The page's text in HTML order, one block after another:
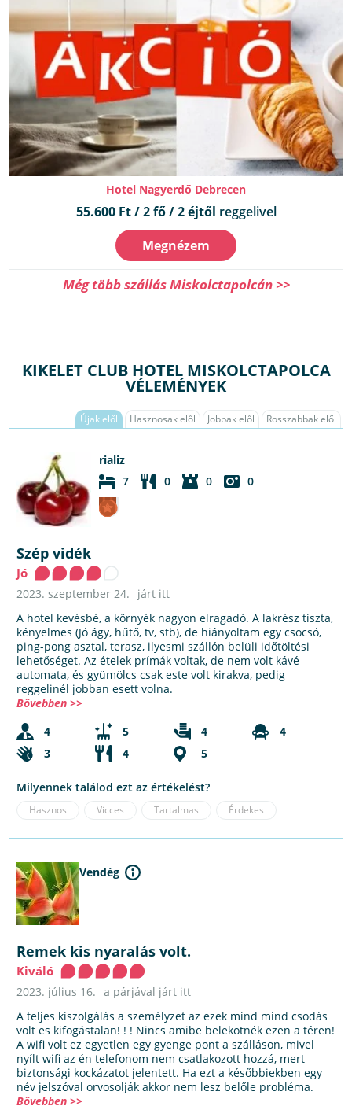
Hotel Nagyerdő Debrecen
55.600 Ft / 2 fő / 2 éjtől reggelivel
Megnézem
Még több szállás Miskolctapolcán >>
KIKELET CLUB HOTEL MISKOLCTAPOLCA
VÉLEMÉNYEK
Újak elől Hasznosak elől Jobbak elől Rosszabbak elől
rializ
7
0 0 0
Szép vidék
Jó
2023. szeptember 24.
járt itt
A hotel kevésbé, a környék nagyon elragadó. A lakrész tiszta,
kényelmes (Jó ágy, hűtő, tv, stb), de hiányoltam egy csocsó,
ping-pong asztal, terasz, ilyesmi szállón belüli időtöltési
lehetőséget. Az ételek prímák voltak, de nem volt kávé
automata, és gyümölcs csak este volt kirakva, pedig
reggelinél jobban esett volna.
Bővebben >>
4
5 4
4
3
4 5
Milyennek találod ezt az értékelést?
Hasznos Vicces Tartalmas Érdekes
Vendég
Remek kis nyaralás volt.
Kiváló
2023. július 16. a párjával járt itt
A teljes kiszolgálás a személyzet az ezek mind mind csodás
volt es kifogástalan! ! ! Nincs amibe belekötnék ezen a téren!
A wifi volt ez egyetlen egy gyenge pont a szálláson, mivel
nyílt wifi az én telefonom nem csatlakozott hozzá, mert
biztonsági kockázatot jelentett. Ha ezt a későbbiekben egy
név jelszóval orvosolják akkor nem lesz belőle probléma.
Bővebben >>